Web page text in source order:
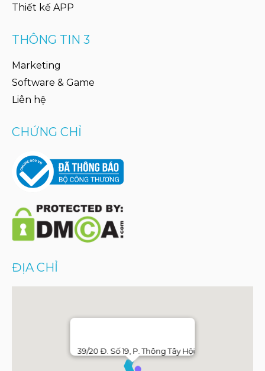
Thiết kế APP
THÔNG TIN 3
Marketing
Software & Game
Liên hệ
CHỨNG CHỈ
ĐỊA CHỈ
39/20 Đ. Số 19, P. Thông Tây Hội